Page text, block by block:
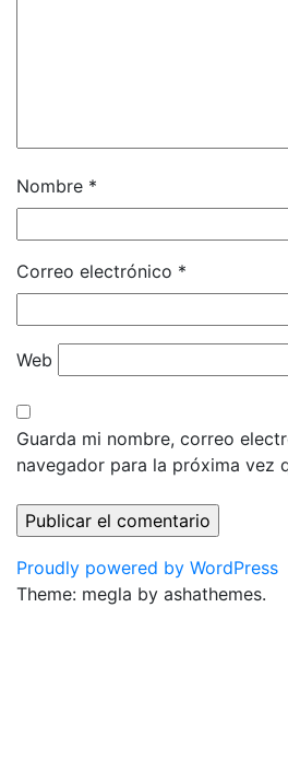
Nombre *
Correo electrónico *
Web
Guarda mi nombre, correo
navegador para la próxima vez
Proudly powered by WordPress
Theme: megla by ashathemes.